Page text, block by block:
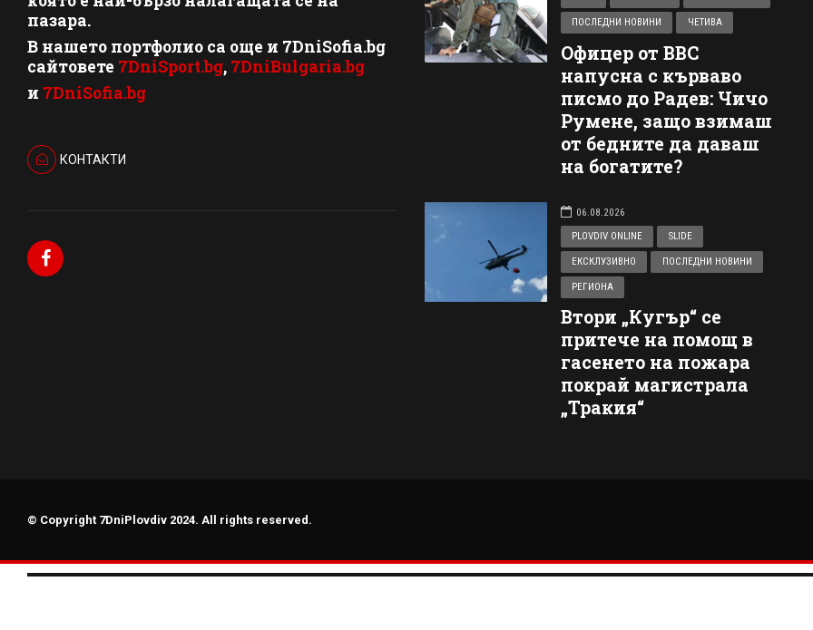
пазара.
В нашето портфолио са още и 7DniSofia.bg
сайтовете 7DniSport.bg, 7DniBulgaria.bg
и 7DniSofia.bg
КОНТАКТИ
ПОСЛЕДНИ НОВИНИ ЧЕТИВА
Офицер от ВВС
напусна с кърваво
писмо до Радев: Чичо
Румене, защо взимаш
от бедните да даваш
на богатите?
06.08.2026
PLOVDIV ONLINE
SLIDE
ЕКСКЛУЗИВНО ПОСЛЕДНИ НОВИНИ
РЕГИОНА
Втори „Кугър“ се
притече на помощ в
гасенето на пожара
покрай магистрала
„Тракия“
© Copyright 7DniPlovdiv 2024. All rights reserved.